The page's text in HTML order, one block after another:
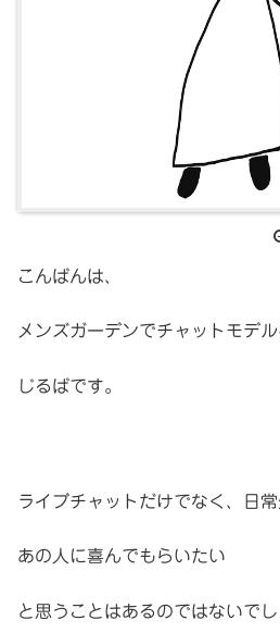
こんばんは、
メンズガーデンでチャットモデ
じるばです。
ライブチャットだけでなく、日
あの人に喜んでもらいたい
と思うことはあるのではないで